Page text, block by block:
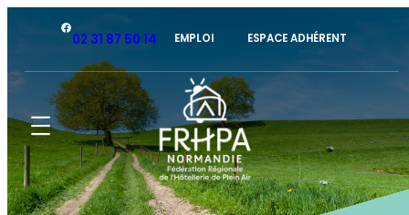
Facebook
02 31 87 50 14 EMPLOI ESPACE ADHÉRENT